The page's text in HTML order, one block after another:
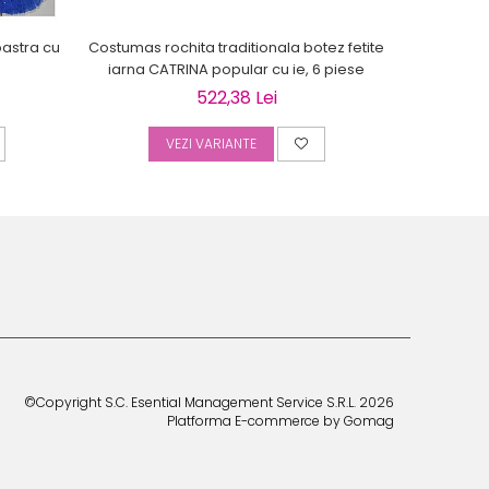
cu
Costumas rochita traditionala botez fetite
iarna CATRINA popular cu ie, 6 piese
522,38 Lei
VEZI VARIANTE
©Copyright S.C. Esential Management Service S.R.L. 2026
Platforma E-commerce by Gomag